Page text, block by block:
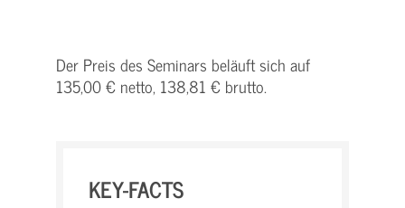
Der Preis des Seminars beläuft sich auf
135,00 € netto, 138,81 € brutto.
KEY-FACTS